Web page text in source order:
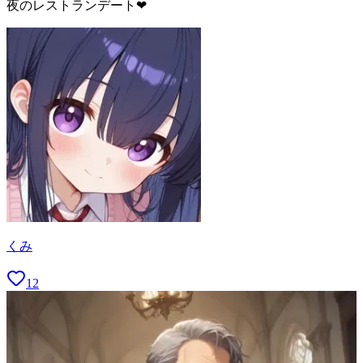
夜のレストランデート❤
くみ
12